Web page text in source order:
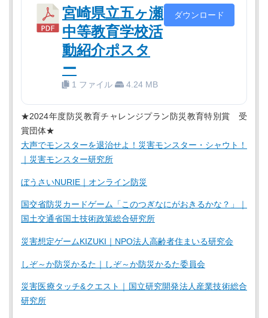
宮崎県立五ヶ瀬
中等教育学校活
動紹介ポスタ
ー
1 ファイル 4.24 MB
ダウンロード
★2024年度防災教育チャレンジプラン防災教育特別賞 受
賞団体★
大声でモンスターを退治せよ！災害モンスター・シャウト！
｜災害モンスター研究所
ぼうさいNURIE｜オンライン防災
国交省防災カードゲーム「このつぎなにがおきるかな？」｜
国土交通省国土技術政策総合研究所
災害想定ゲームKIZUKI｜NPO法人高齢者住まいる研究会
しぞ～か防災かるた｜しぞ～か防災かるた委員会
災害医療タッチ&クエスト｜国立研究開発法人産業技術総合
研究所